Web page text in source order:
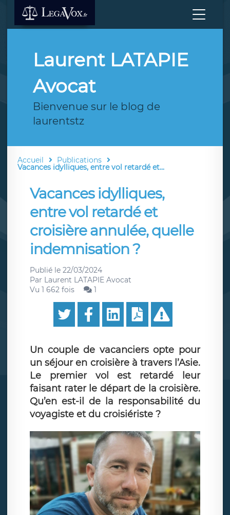
Laurent LATAPIE
Avocat
Bienvenue sur le blog de
laurentstz
Accueil Publications
Vacances idylliques, entre vol retardé et...
Vacances idylliques,
entre vol retardé et
croisière annulée, quelle
indemnisation ?
Publié le 22/03/2024
Par Laurent LATAPIE Avocat
Vu 1 662 fois
1
Un couple de vacanciers opte pour
un séjour en croisière à travers l’Asie.
Le premier vol est retardé leur
faisant rater le départ de la croisière.
Qu’en est-il de la responsabilité du
voyagiste et du croisiériste ?